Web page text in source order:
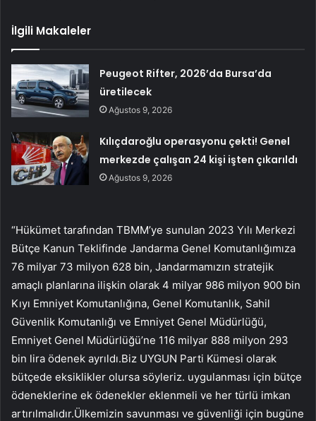
İlgili Makaleler
Peugeot Rifter, 2026’da Bursa’da
üretilecek
Ağustos 9, 2026
Kılıçdaroğlu operasyonu çekti! Genel
merkezde çalışan 24 kişi işten çıkarıldı
Ağustos 9, 2026
“Hükümet tarafından TBMM’ye sunulan 2023 Yılı Merkezi
Bütçe Kanun Teklifinde Jandarma Genel Komutanlığımıza
76 milyar 73 milyon 628 bin, Jandarmamızın stratejik
amaçlı planlarına ilişkin olarak 4 milyar 986 milyon 900 bin
Kıyı Emniyet Komutanlığına, Genel Komutanlık, Sahil
Güvenlik Komutanlığı ve Emniyet Genel Müdürlüğü,
Emniyet Genel Müdürlüğü’ne 116 milyar 888 milyon 293
bin lira ödenek ayrıldı.Biz UYGUN Parti Kümesi olarak
bütçede eksiklikler olursa söyleriz. uygulanması için bütçe
ödeneklerine ek ödenekler eklenmeli ve her türlü imkan
artırılmalıdır.Ülkemizin savunması ve güvenliği için bugüne